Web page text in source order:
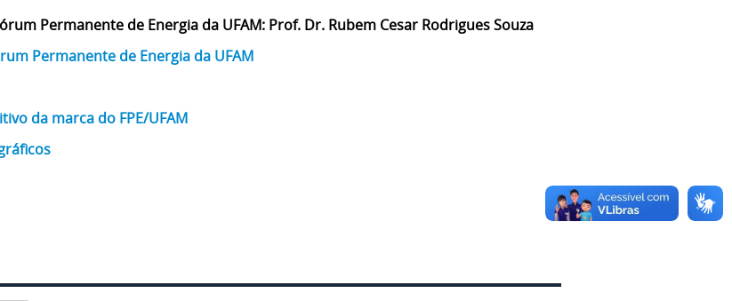
Permanente de Energia da UFAM: Prof. Dr. Rubem Cesar Rodrigues Souza
Permanente de Energia da UFAM
da marca do FPE/UFAM